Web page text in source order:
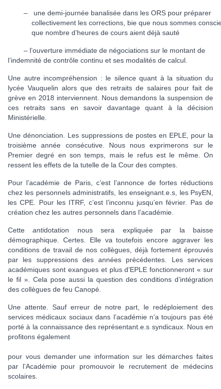
– une demi-journée banalisée dans les ORS pour préparer
collectivement les corrections, bie que nous sommes
que nombre d’heures de cours aient déjà sauté
– l’ouverture immédiate de négociations sur le montant de
l’indemnité de contrôle continu et ses modalités de calcul.
Une autre incompréhension : le silence quant à la situation du
lycée Vauquelin alors que des retraits de salaires pour fait de
grève en 2018 interviennent. Nous demandons la suspension de
ces retraits sans en savoir davantage quant à la décision
Ministérielle.
Une dénonciation. Les suppressions de postes en EPLE, pour la
troisième année consécutive. Nous nous exprimerons sur le
Premier degré en son temps, mais le refus est le même. On
ressent les effets de la tutelle de la Cour des comptes.
Pour l’académie de Paris, c’est l’annonce de fortes réductions
chez les personnels administratifs, les enseignant.e.s, les PsyEN,
les CPE. Pour les ITRF, c’est l’inconnu jusqu’en février. Pas de
création chez les autres personnels dans l’académie.
Cetteantidotation nous sera expliquée par la baisse
démographique. Certes. Elle va toutefois encore aggraver les
conditions de travail de nos collègues, déjà fortement éprouvés
par les suppressions des années précédentes. Les services
académiques sont exangues et plus d’EPLE fonctionneront « sur
le fil ». Cela pose aussi la question des conditions d’intégration
des collègues de feu Canopé.
Une attente. Sauf erreur de notre part, le redéploiement des
services médicaux sociaux dans l’académie n’a toujours pas été
porté à la connaissance des représentant.e.s syndicaux. Nous en
profitons également
pour vous demander une information sur les démarches faites
par l’Académie pour promouvoir le recrutement de médecins
scolaires.